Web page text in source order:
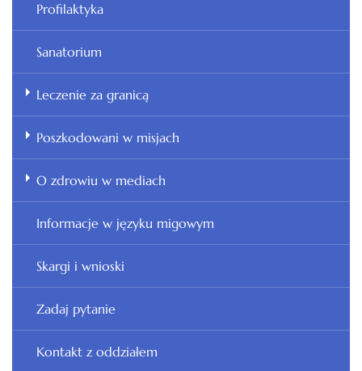
Profilaktyka
Sanatorium
Leczenie za granicą
Poszkodowani w misjach
O zdrowiu w mediach
Informacje w języku migowym
Skargi i wnioski
Zadaj pytanie
Kontakt z oddziałem